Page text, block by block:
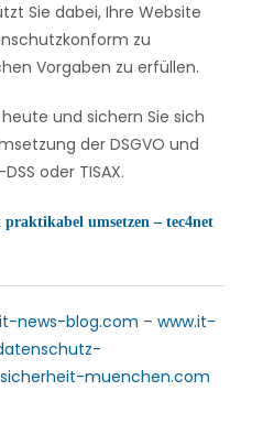
Sie dabei, Ihre Website
zu
Vorgaben zu erfüllen.
und sichern Sie sich
der DSGVO und
oder TISAX.
umsetzen – tec4net
news-blog.com – www.it-
muenchen.com